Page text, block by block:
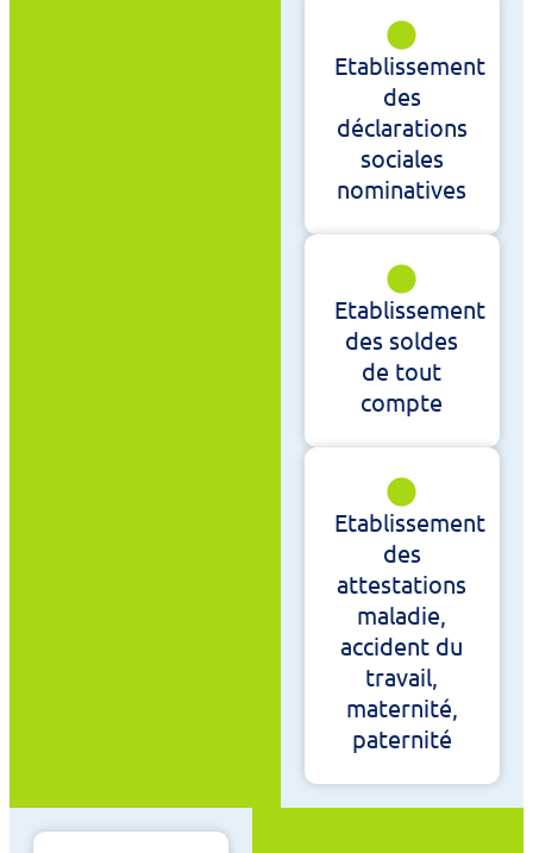
Etablissement
des
déclarations
sociales
nominatives
Etablissement
des soldes
de tout
compte
Etablissement
des
attestations
maladie,
accident du
travail,
maternité,
paternité